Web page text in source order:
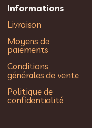
Informations
Livraison
Moyens de
paiements
Conditions
générales de vente
Politique de
confidentialité